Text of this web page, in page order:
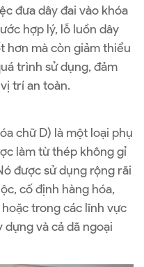
đưa dây đai vào khóa
hợp lý, lỗ luồn dây
hơn mà còn giảm thiểu
trình sử dụng, đảm
trí an toàn.
chữ D) là một loại phụ
làm từ thép không gỉ
được sử dụng rộng rãi
cố định hàng hóa,
trong các lĩnh vực
và cả dã ngoại